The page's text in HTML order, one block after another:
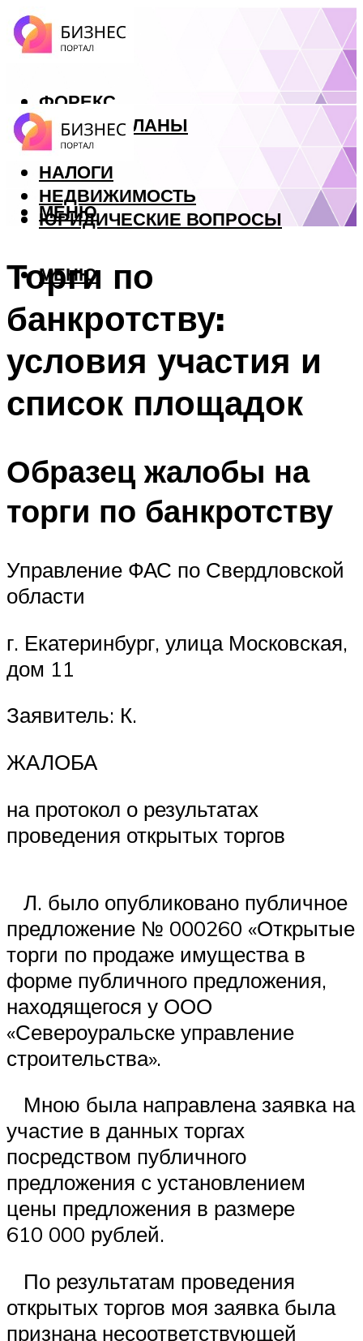
ФОРЕКС
БИЗНЕС ПЛАНЫ
КРЕДИТЫ
НАЛОГИ
НЕДВИЖИМОСТЬ
ЮРИДИЧЕСКИЕ ВОПРОСЫ
МЕНЮ
МЕНЮ
Торги по
банкротству:
условия участия и
список площадок
Образец жалобы на
торги по банкротству
Управление ФАС по Свердловской
области
г. Екатеринбург, улица Московская,
дом 11
Заявитель: К.
ЖАЛОБА
на протокол о результатах
проведения открытых торгов
Л. было опубликовано публичное
предложение № 000260 «Открытые
торги по продаже имущества в
форме публичного предложения,
находящегося у ООО
«Североуральске управление
строительства».
Мною была направлена заявка на
участие в данных торгах
посредством публичного
предложения с установлением
цены предложения в размере
610 000 рублей.
По результатам проведения
открытых торгов моя заявка была
признана несоответствующей